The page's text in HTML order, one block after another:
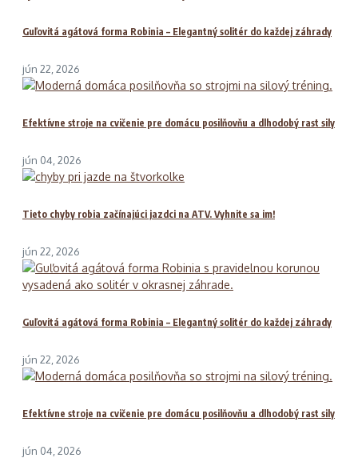
Guľovitá agátová forma Robinia – Elegantný solitér do každej záhrady
jún 22, 2026
Efektívne stroje na cvičenie pre domácu posilňovňu a dlhodobý rast sily
jún 04, 2026
Tieto chyby robia začínajúci jazdci na ATV. Vyhnite sa im!
jún 22, 2026
Guľovitá agátová forma Robinia – Elegantný solitér do každej záhrady
jún 22, 2026
Efektívne stroje na cvičenie pre domácu posilňovňu a dlhodobý rast sily
jún 04, 2026